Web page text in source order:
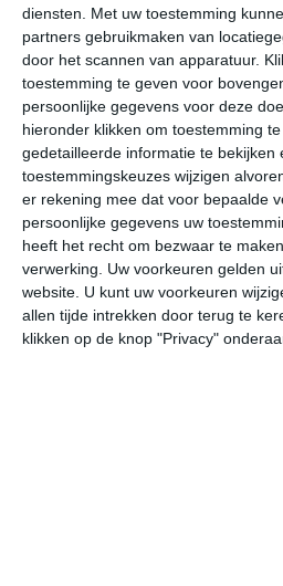
diensten.
Met uw toestemming
partners gebruikmaken van
door het scannen van apparatuur.
toestemming te geven voor
persoonlijke gegevens voor deze
hieronder klikken om toestemming
gedetailleerde informatie te bekijken
toestemmingskeuzes wijzigen
er rekening mee dat voor bepaalde
persoonlijke gegevens uw
heeft het recht om bezwaar te
verwerking. Uw voorkeuren gelden
website. U kunt uw voorkeuren
allen tijde intrekken door terug te
klikken op de knop "Privacy"
za
25°
zo
30°
17°C 23°C 25°C
10:00 13:00 16:00
10:00 13:00 16:00